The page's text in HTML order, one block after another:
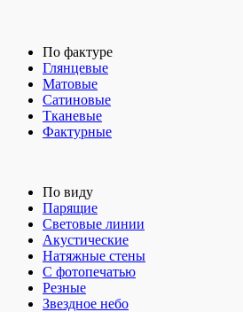
По фактуре
Глянцевые
Матовые
Сатиновые
Тканевые
Фактурные
По виду
Парящие
Световые линии
Акустические
Натяжные стены
С фотопечатью
Резные
Звездное небо